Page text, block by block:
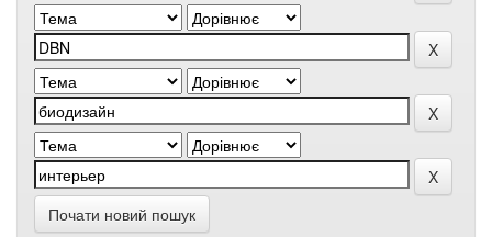
Почати новий пошук